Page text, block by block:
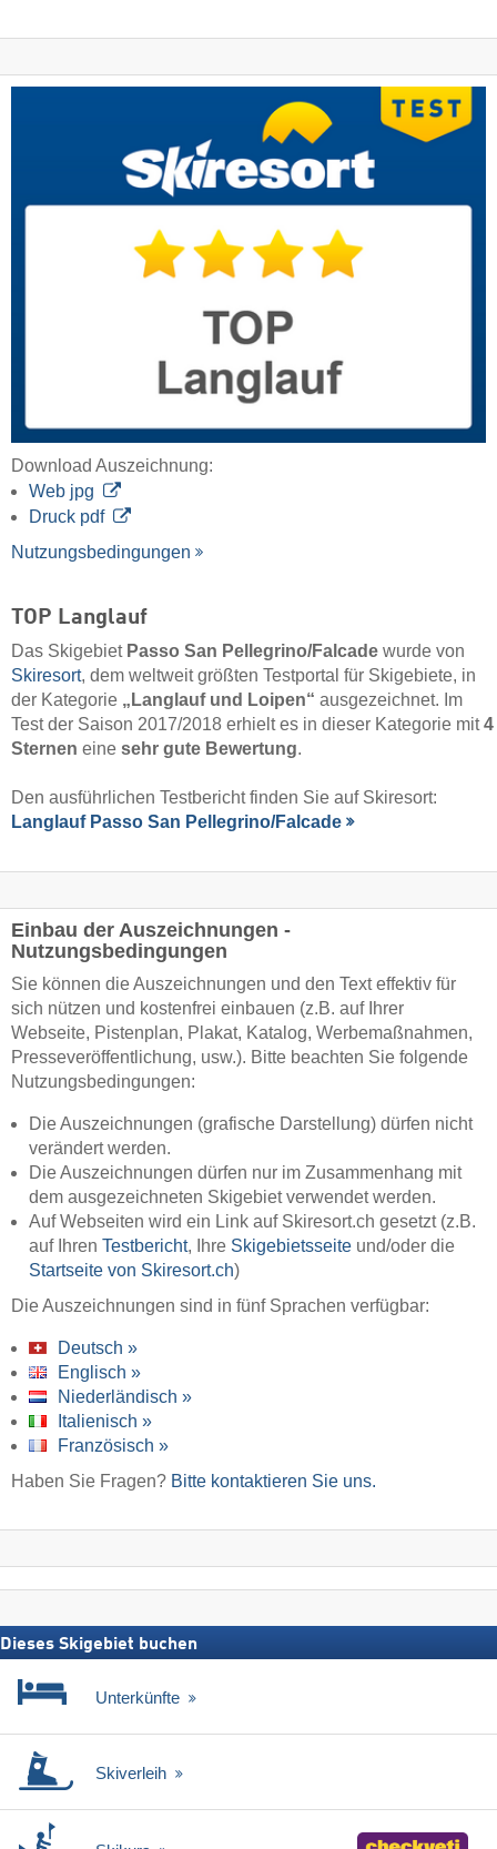
Download Auszeichnung:
Web jpg
Druck pdf
Nutzungsbedingungen
TOP Langlauf
Das Skigebiet Passo San Pellegrino/​Falcade wurde von
Skiresort, dem weltweit größten Testportal für Skigebiete, in
der Kategorie „Langlauf und Loipen“ ausgezeichnet. Im
Test der Saison 2017/2018 erhielt es in dieser Kategorie mit4
Sternen eine sehr gute Bewertung.
Den ausführlichen Testbericht finden Sie auf Skiresort:
Langlauf Passo San Pellegrino/​Falcade
Einbau der Auszeichnungen -
Nutzungsbedingungen
Sie können die Auszeichnungen und den Text effektiv für
sich nützen und kostenfrei einbauen (z.B. auf Ihrer
Webseite, Pistenplan, Plakat, Katalog, Werbemaßnahmen,
Presseveröffentlichung, usw.). Bitte beachten Sie folgende
Nutzungsbedingungen:
Die Auszeichnungen (grafische Darstellung) dürfen nicht
verändert werden.
Die Auszeichnungen dürfen nur im Zusammenhang mit
dem ausgezeichneten Skigebiet verwendet werden.
Auf Webseiten wird ein Link auf Skiresort.ch gesetzt (z.B.
auf Ihren Testbericht, Ihre Skigebietsseite und/oder die
Startseite von Skiresort.ch)
Die Auszeichnungen sind in fünf Sprachen verfügbar:
Deutsch »
Englisch »
Niederländisch »
Italienisch »
Französisch »
Haben Sie Fragen? Bitte kontaktieren Sie uns.
Dieses Skigebiet buchen
Unterkünfte
Skiverleih